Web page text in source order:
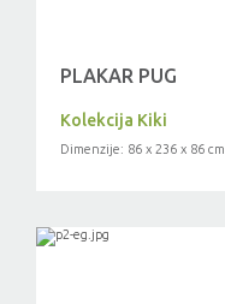
PLAKAR PUG
Kolekcija Kiki
Dimenzije: 86 x 236 x 86 cm